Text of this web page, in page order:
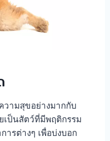
วามสุขอย่างมากกับ
เป็นสัตว์ที่มีพฤติกรรม
ารต่างๆ เพื่อบ่งบอก